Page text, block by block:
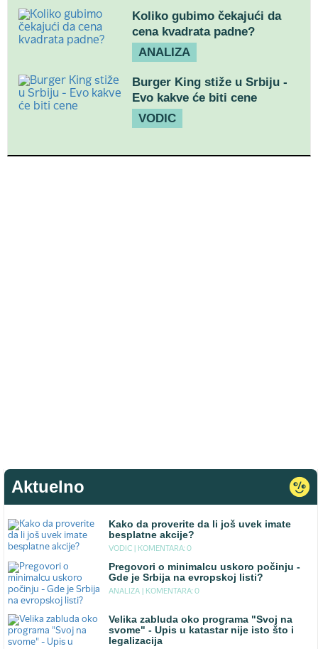
Koliko gubimo čekajući da
cena kvadrata padne?
ANALIZA
Burger King stiže u Srbiju -
Evo kakve će biti cene
VODIC
Aktuelno
Kako da proverite da li još uvek imate
besplatne akcije?
VODIC | KOMENTARA: 0
Pregovori o minimalcu uskoro počinju -
Gde je Srbija na evropskoj listi?
ANALIZA | KOMENTARA: 0
Velika zabluda oko programa "Svoj na
svome" - Upis u katastar nije isto što i
legalizacija